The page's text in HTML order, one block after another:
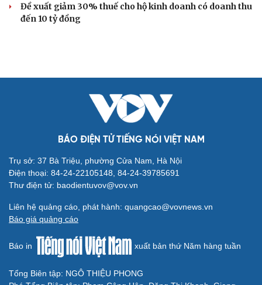
Cải chính
Đề xuất giảm 30% thuế cho hộ kinh doanh có doanh thu
đến 10 tỷ đồng
BÁO ĐIỆN TỬ TIẾNG NÓI VIỆT NAM
Trụ sở: 37 Bà Triệu, phường Cửa Nam, Hà Nội
Điện thoại: 84-24-22105148, 84-24-39785691
Thư điện tử: baodientuvov@vov.vn
Liên hệ quảng cáo, phát hành: quangcao@vovnews.vn
Báo giá quảng cáo
Báo in xuất bản thứ Năm hàng tuần
Tổng Biên tập: NGÔ THIỆU PHONG